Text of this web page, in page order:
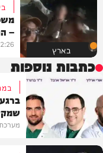
בארץ
–
כתבות נוספות